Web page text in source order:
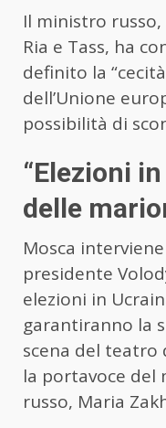
Il ministro
Ria e Tass, ha
definito la
dell’Unione
possibilità di
“Elezioni
delle
Mosca
presidente
elezioni in
garantiranno la
scena del
la portavoce del
russo, Maria